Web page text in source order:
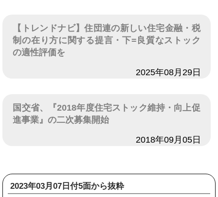
【トレンドナビ】住団連の新しい住宅金融・税
制の在り方に関する提言・下=良質なストック
の適性評価を
2025年08月29日
国交省、『2018年度住宅ストック維持・向上促
進事業』の二次募集開始
2018年09月05日
2023年03月07日付5面から抜粋